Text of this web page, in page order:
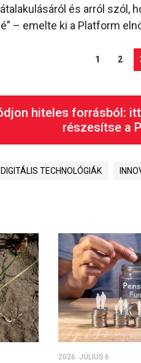
és arról szól,
– emelte ki a Platform
1 2
hiteles forrásból:
részesítse a
DIGITÁLIS TECHNOLÓGIÁK
2026. JÚLIUS 6.